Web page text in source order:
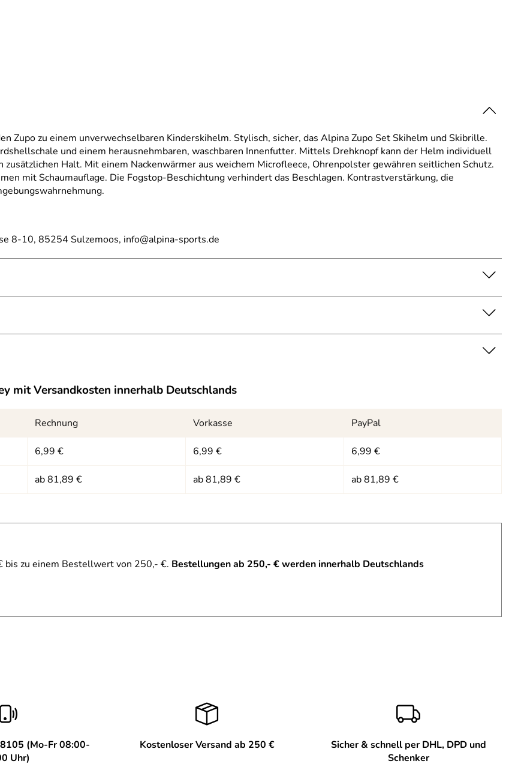
Zupo zu einem unverwechselbaren Kinderskihelm. Stylisch, sicher, das Alpina Zupo Set Skihelm und Skibrille.
und einem herausnehmbaren, waschbaren Innenfutter. Mittels Drehknopf kann der Helm individuell
Halt. Mit einem Nackenwärmer aus weichem Microfleece, Ohrenpolster gewähren seitlichen Schutz.
mit Schaumauflage. Die Fogstop-Beschichtung verhindert das Beschlagen. Kontrastverstärkung, die
8-10, 85254 Sulzemoos, info@alpina-sports.de
einhändig bedienbar
mit Versandkosten innerhalb Deutschlands
Rechnung Vorkasse PayPal
6,99 € 6,99 € 6,99 €
ab 81,89 € ab 81,89 € ab 81,89 €
bis zu einem Bestellwert von 250,- €. Bestellungen ab 250,- € werden innerhalb Deutschlands
(Mo-Fr 08:00-
Uhr)
Kostenloser Versand ab 250 €
Sicher & schnell per DHL, DPD und
Schenker